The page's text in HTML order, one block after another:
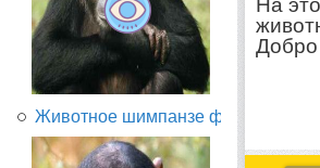
Животное шимпанзе фото...
На